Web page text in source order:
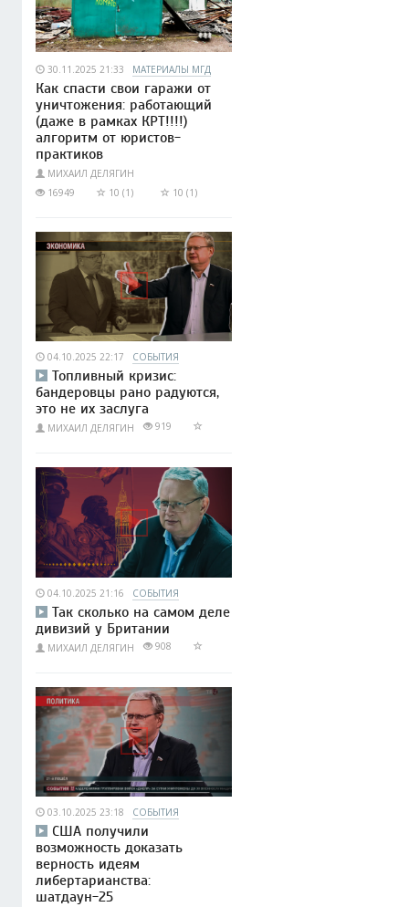
30.11.2025 21:33 МАТЕРИАЛЫ МГД
Как спасти свои гаражи от
уничтожения: работающий
(даже в рамках КРТ!!!!)
алгоритм от юристов-
практиков
МИХАИЛ ДЕЛЯГИН
16949
10 (1) 10 (1)
04.10.2025 22:17 СОБЫТИЯ
Топливный кризис:
бандеровцы рано радуются,
это не их заслуга
МИХАИЛ ДЕЛЯГИН 919
04.10.2025 21:16 СОБЫТИЯ
Так сколько на самом деле
дивизий у Британии
МИХАИЛ ДЕЛЯГИН 908
03.10.2025 23:18 СОБЫТИЯ
США получили
возможность доказать
верность идеям
либертарианства:
шатдаун-25